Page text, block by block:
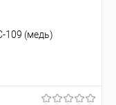
109 (медь)